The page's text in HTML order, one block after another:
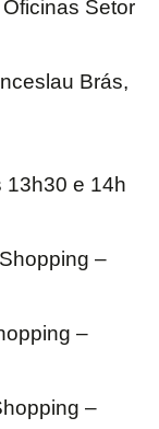
Setor
Brás,
13h30 e 14h
–
–
–